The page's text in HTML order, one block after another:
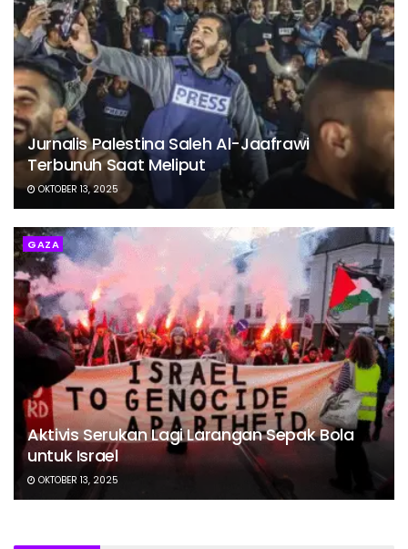
Jurnalis Palestina Saleh Al-Jaafrawi
Terbunuh Saat Meliput
OKTOBER 13, 2025
GAZA
Aktivis Serukan Lagi Larangan Sepak Bola
untuk Israel
OKTOBER 13, 2025